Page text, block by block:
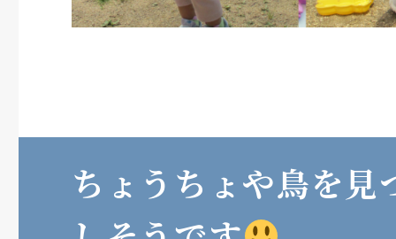
ちょうちょや鳥を見